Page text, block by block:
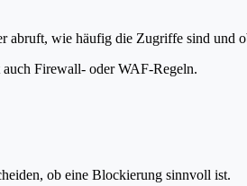
wie häufig die Zugriffe sind und
Firewall- oder WAF-Regeln.
ob eine Blockierung sinnvoll ist.